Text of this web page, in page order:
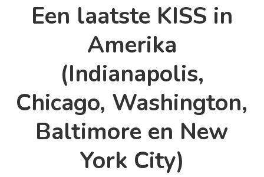
Een laatste KISS in
Amerika
(Indianapolis,
Chicago, Washington,
Baltimore en New
York City)